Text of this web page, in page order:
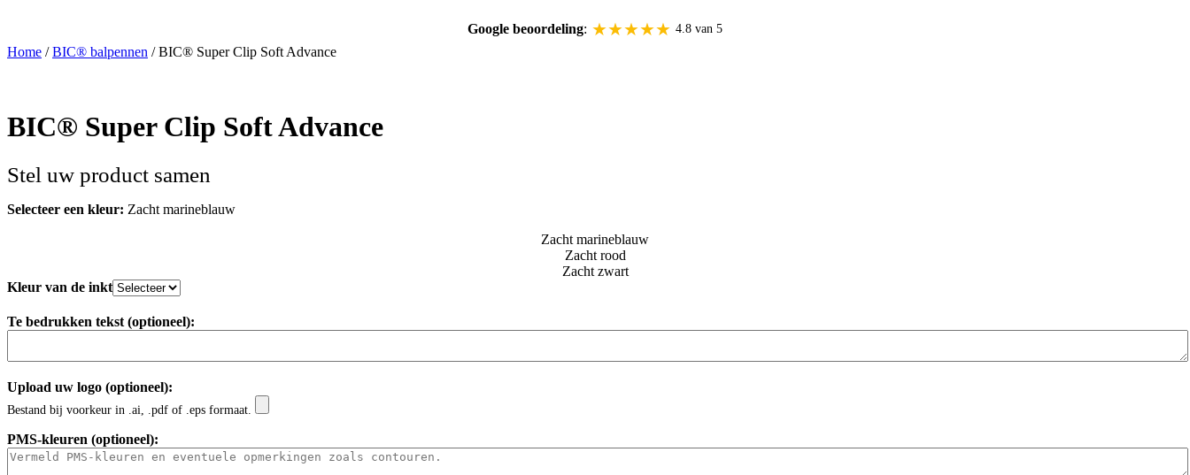
Google beoordeling: ★★★★★ 4.8 van 5
Home /BIC® balpennen / BIC® Super Clip Soft Advance
BIC® Super Clip Soft Advance
Selecteer een kleur: Zacht marineblauw
Zacht marineblauw
Zacht rood
Zacht zwart
Kleur van de inkt
Te bedrukken tekst (optioneel):
Upload uw logo (optioneel):
Bestand bij voorkeur in .ai, .pdf of .eps formaat.
PMS-kleuren (optioneel):